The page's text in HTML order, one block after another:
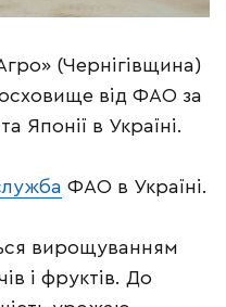
(Чернігівщина)
від ФАО за
Японії в Україні.
ФАО в Україні.
вирощуванням
і фруктів. До